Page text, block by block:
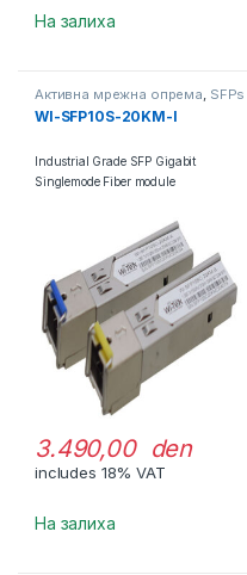
На залиха
Активна мрежна опрема, SFPs
WI-SFP10S-20KM-I
Industrial Grade SFP Gigabit
Singlemode Fiber module
3.490,00 den
includes 18% VAT
На залиха